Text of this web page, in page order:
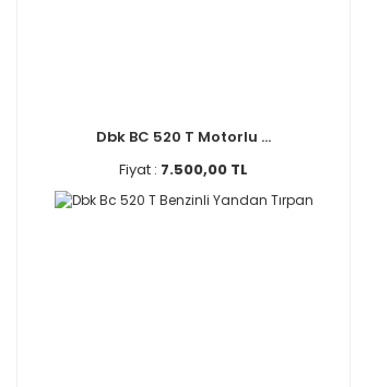
Dbk BC 520 T Motorlu ...
Fiyat : 7.500,00 TL